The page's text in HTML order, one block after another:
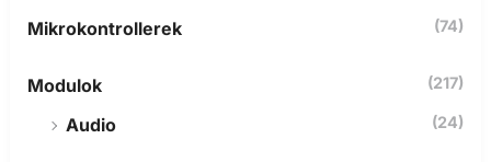
Mikrokontrollerek (74)
Modulok (217)
Audio (24)